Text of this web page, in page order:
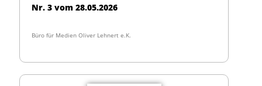
Nr. 3 vom 28.05.2026
Büro für Medien Oliver Lehnert e.K.